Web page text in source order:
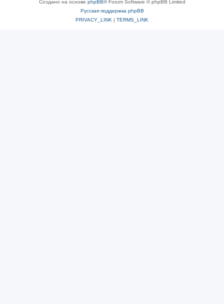
Создано на основе phpBB® Forum Software © phpBB Limited
Русская поддержка phpBB
PRIVACY_LINK | TERMS_LINK